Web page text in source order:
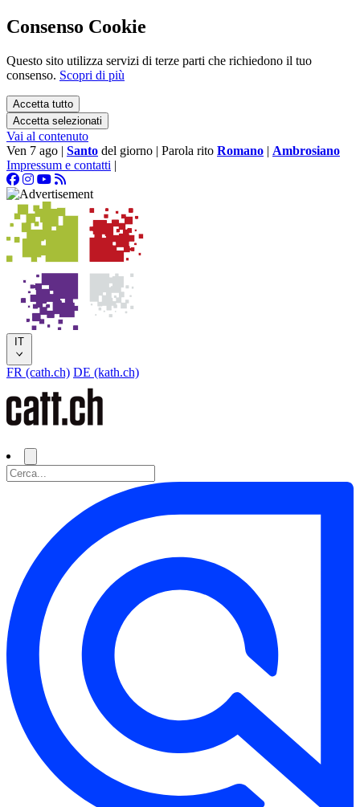
Consenso Cookie
Questo sito utilizza servizi di terze parti che richiedono il tuo
consenso. Scopri di più
Accetta tutto
Accetta selezionati
Vai al contenuto
Ven 7 ago | Santo del giorno | Parola rito Romano | Ambrosiano
Impressum e contatti |
IT
FR (cath.ch) DE (kath.ch)